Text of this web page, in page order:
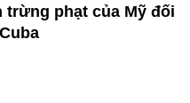
trừng phạt của Mỹ đối